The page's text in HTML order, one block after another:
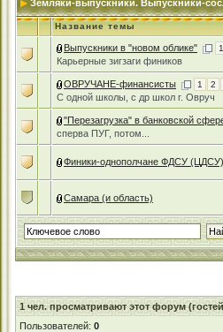
Земляки-выпускники. Выпускники-
Название темы
Выпускники в "новом облике" 1
Карьерные зигзаги фиников
ОВРУЧАНЕ-финансисты 1 2
С одной школы, с др школ г. Овруч
"Перезагрузка" в банковской
сперва ПУГ, потом...
Финики-однополчане ФДСУ (ЦДСУ)
Самара (и область)
1чел. просматривают этот форум
Пользователей: 0